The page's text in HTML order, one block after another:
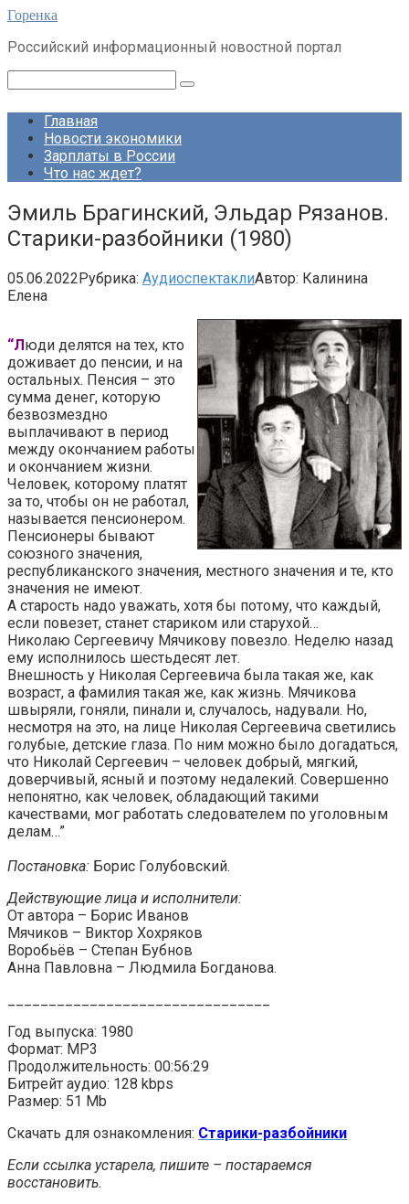
Перейти
контенту
Горенка
Российский информационный новостной портал
Главная
Новости экономики
Зарплаты в России
Что нас ждет?
Эмиль Брагинский, Эльдар Рязанов.
Старики-разбойники (1980)
05.06.2022Рубрика: АудиоспектаклиАвтор: Калинина
Елена
“Люди делятся на тех, кто
доживает до пенсии, и на
остальных. Пенсия – это
сумма денег, которую
безвозмездно
выплачивают в период
между окончанием работы
и окончанием жизни.
Человек, которому платят
за то, чтобы он не работал,
называется пенсионером.
Пенсионеры бывают
союзного значения,
республиканского значения, местного значения и те, кто
значения не имеют.
А старость надо уважать, хотя бы потому, что каждый,
если повезет, станет стариком или старухой…
Николаю Сергеевичу Мячикову повезло. Неделю назад
ему исполнилось шестьдесят лет.
Внешность у Николая Сергеевича была такая же, как
возраст, а фамилия такая же, как жизнь. Мячикова
швыряли, гоняли, пинали и, случалось, надували. Но,
несмотря на это, на лице Николая Сергеевича светились
голубые, детские глаза. По ним можно было догадаться,
что Николай Сергеевич – человек добрый, мягкий,
доверчивый, ясный и поэтому недалекий. Совершенно
непонятно, как человек, обладающий такими
качествами, мог работать следователем по уголовным
делам…”
Постановка: Борис Голубовский.
Действующие лица и исполнители:
От автора – Борис Иванов
Мячиков – Виктор Хохряков
Воробьёв – Степан Бубнов
Анна Павловна – Людмила Богданова.
Год выпуска: 1980
Формат: MP3
Продолжительность: 00:56:29
Битрейт аудио: 128 kbps
Размер: 51 Mb
Скачать для ознакомления: Старики-разбойники
Если ссылка устарела, пишите – постараемся
восстановить.